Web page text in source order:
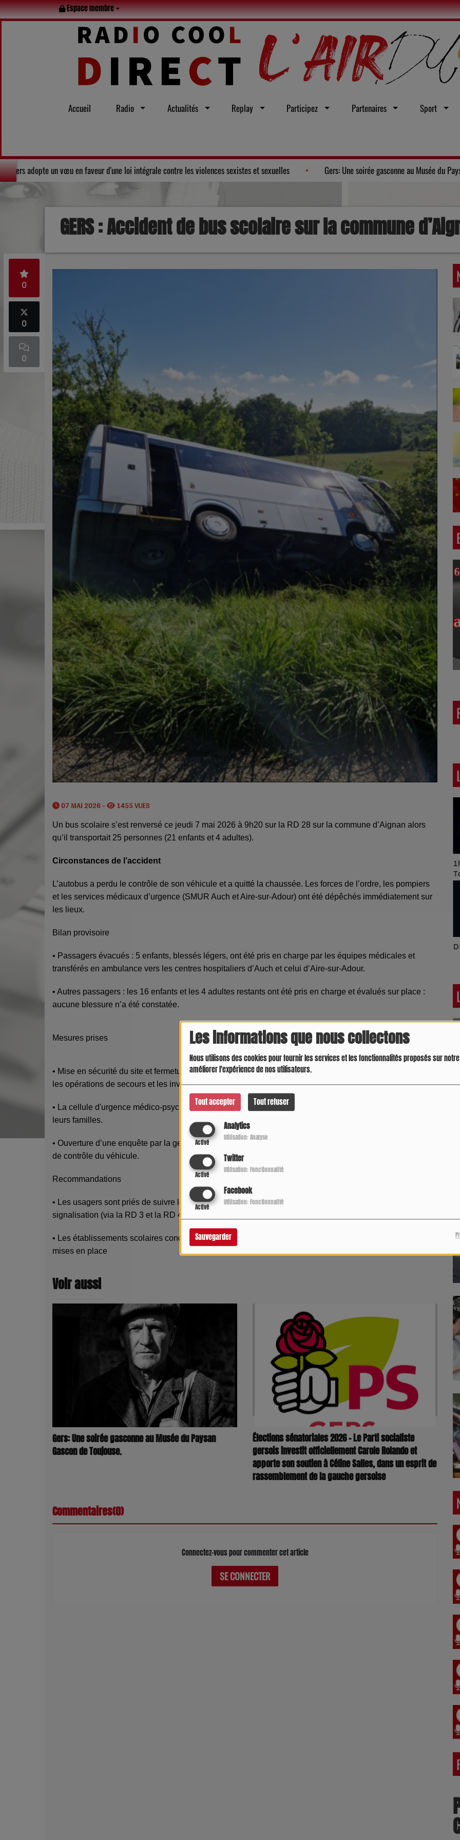
Les informations que nous collectons
Nous utilisons des cookies pour fournir les services et les fonctionnalités proposés sur
améliorer l'expérience de nos utilisateurs.
Tout accepter Tout refuser
Analytics
Activé
Utilisation: Analyse
Twitter
Activé
Utilisation: Fonctionnalité
Facebook
Activé
Utilisation: Fonctionnalité
Sauvegarder
Espace membre
Accueil Radio Actualités Replay Participez Partenaires Sport
: Le Conseil départemental du Gers adopte un vœu en faveur d'une loi intégrale contre les violences sexistes et sexuelles Gers: Une
GERS : Accident de bus scolaire sur la commune
0
0
0
07 MAI 2026 - 1455 VUES
Un bus scolaire s’est renversé ce jeudi 7 mai 2026 à 9h20 sur la RD 28 sur la commune d’Aignan alors
qu’il transportait 25 personnes (21 enfants et 4 adultes).
Circonstances de l’accident
L’autobus a perdu le contrôle de son véhicule et a quitté la chaussée. Les forces de l’ordre, les pompiers
et les services médicaux d’urgence (SMUR Auch et Aire-sur-Adour) ont été dépêchés immédiatement sur
les lieux.
Bilan provisoire
• Passagers évacués : 5 enfants, blessés légers, ont été pris en charge par les équipes médicales et
transférés en ambulance vers les centres hospitaliers d’Auch et celui d’Aire-sur-Adour.
• Autres passagers : les 16 enfants et les 4 adultes restants ont été pris en charge et évalués sur place :
aucune blessure n’a été constatée.
Mesures prises
• Mise en sécurité du site et fermeture temporaire de la portion concernée de la RD 28 afin de permettre
les opérations de secours et les investigations.
• La cellule d'urgence médico-psychologique (CUMP) a été déclenchée pour accompagner les victimes et
leurs familles.
• Ouverture d’une enquête par la gendarmerie du Gers afin de déterminer les causes exactes de la perte
de contrôle du véhicule.
Recommandations
• Les usagers sont priés de suivre les consignes de déviation qui seront affichées sur les panneaux de
signalisation (via la RD 3 et la RD 48).
• Les établissements scolaires concernés seront informés des suites de l’incident et des mesures de suivi
mises en place
Voir aussi
Gers: Une soirée gasconne au Musée du Paysan
Gascon de Toujouse.
Élections sénatoriales 2026 – Le Parti socialiste
gersois investit officiellement Carole Rolando et
apporte son soutien à Céline Salles, dans un esprit de
rassemblement de la gauche gersoise
Commentaires(0)
Connectez-vous pour commenter cet article
SE CONNECTER
Anza